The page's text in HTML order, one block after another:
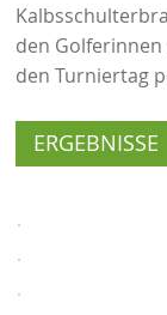
den
den Turniertag
ERGEBNISSE